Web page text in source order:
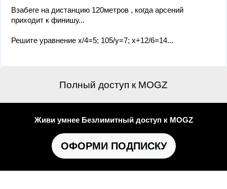
Взабеге на дистанцию 120метров , когда арсений
приходит к финишу...
Решите уравнение x/4=5; 105/y=7; x+12/6=14...
Полный доступ к MOGZ
Живи умнее Безлимитный доступ к MOGZ
ОФОРМИ ПОДПИСКУ